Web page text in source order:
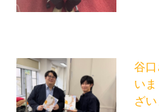
谷
い
ざ